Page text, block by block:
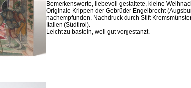
Bemerkenswerte, liebevoll gestaltete, kleine
Originale Krippen der Gebrüder Engelbrecht
nachempfunden. Nachdruck durch Stift
Italien (Südtirol).
Leicht zu basteln, weil gut vorgestanzt.